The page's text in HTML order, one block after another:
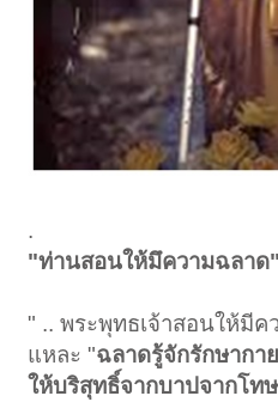
.
"ท่านสอนให้มึความฉลาด"
" .. พระพุทธเจ้าสอนให้มีค
แหละ "ฉลาดรู้จักรักษากา
ให้บริสุทธิ์จากบาปจากโท